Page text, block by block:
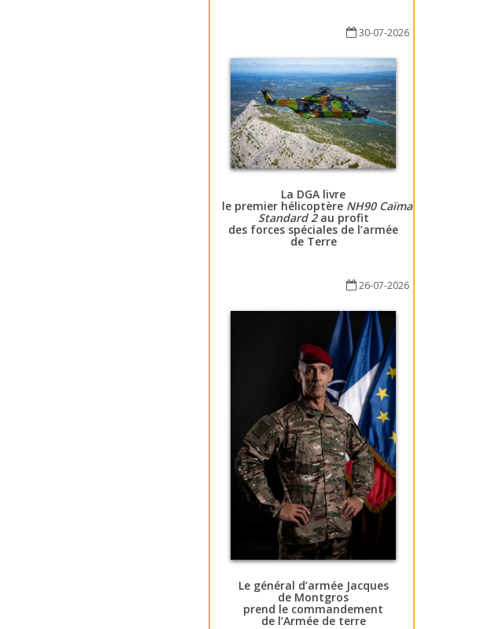
30-07-2026
La DGA livre
le premier hélicoptère NH90 Caïman
Standard 2au profit
des forces spéciales de l’armée
de Terre
26-07-2026
Le général d’armée Jacques
de Montgros
prend le commandement
de l’Armée de terre